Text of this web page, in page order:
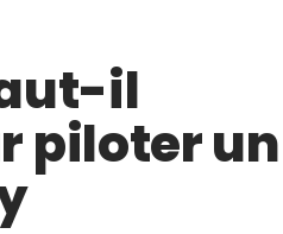
il
piloter un